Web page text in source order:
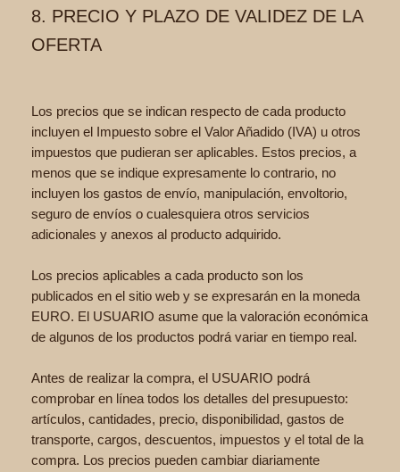
8. PRECIO Y PLAZO DE VALIDEZ DE LA
OFERTA
Los precios que se indican respecto de cada producto
incluyen el Impuesto sobre el Valor Añadido (IVA) u otros
impuestos que pudieran ser aplicables. Estos precios, a
menos que se indique expresamente lo contrario, no
incluyen los gastos de envío, manipulación, envoltorio,
seguro de envíos o cualesquiera otros servicios
adicionales y anexos al producto adquirido.
Los precios aplicables a cada producto son los
publicados en el sitio web y se expresarán en la moneda
EURO. El USUARIO asume que la valoración económica
de algunos de los productos podrá variar en tiempo real.
Antes de realizar la compra, el USUARIO podrá
comprobar en línea todos los detalles del presupuesto:
artículos, cantidades, precio, disponibilidad, gastos de
transporte, cargos, descuentos, impuestos y el total de la
compra. Los precios pueden cambiar diariamente